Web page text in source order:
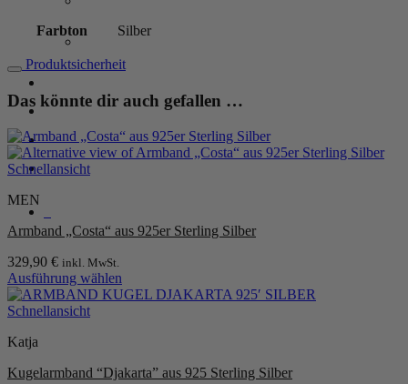
Warenkorb /0,00€ 0
mm
Menge
Farbton Silber
Produktsicherheit
Das könnte dir auch gefallen …
Schnellansicht
MEN
Armband „Costa“ aus 925er Sterling Silber
329,90 € inkl. MwSt.
Ausführung wählen
Dieses
Produkt
mehrere
auf.
Schnellansicht
Katja
Kugelarmband “Djakarta” aus 925 Sterling Silber